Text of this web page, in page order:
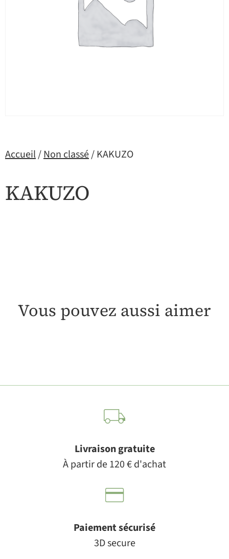
Accueil/Non classé/ KAKUZO
KAKUZO
Vous pouvez aussi aimer
Livraison gratuite
À partir de 120 € d'achat
Paiement sécurisé
3D secure